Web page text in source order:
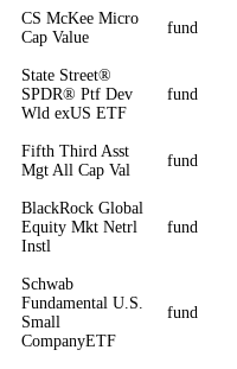
CS McKee Micro
Cap Value
fund
State Street®
SPDR® Ptf Dev
Wld exUS ETF
fund
Fifth Third Asst
Mgt All Cap Val
fund
BlackRock Global
Equity Mkt Netrl
Instl
fund
Schwab
Fundamental U.S.
Small
CompanyETF
fund